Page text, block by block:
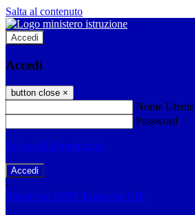
Salta al contenuto
Accedi
Accedi
button close ×
Nome Utente
Password
Password dimenticata?
-
Entra con SPID Entra con CIE